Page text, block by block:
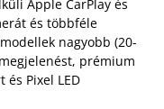
Apple CarPlay és
és többféle
nagyobb (20-
prémium
Pixel LED